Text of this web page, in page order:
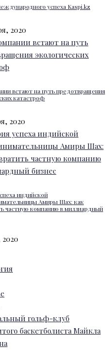
успеха Kaspi.kz
2020
встают на путь предотвращения
катастроф
2020
индийской
Амиры Шах: как
частную компанию в миллиардный